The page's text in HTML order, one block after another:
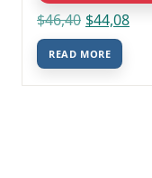
$46,40 $44,08
READ MORE